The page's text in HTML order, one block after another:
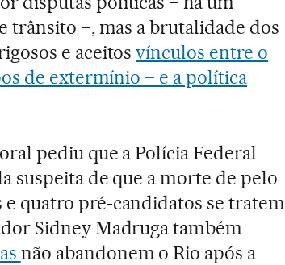
trânsito –, mas a brutalidade dos
e aceitosvínculos entre o
de extermínio – e a política
pediu que a Polícia Federal
suspeita de que a morte de pelo
e quatro pré-candidatos se tratem
Sidney Madruga também
não abandonem o Rio após a